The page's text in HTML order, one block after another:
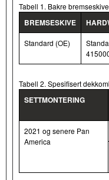
Tabell 1. Bakre bremseskive
BREMSESKIVE
Standard (OE)
Tabell 2. Spesifisert
SETTMONTERING
2021 og senere Pan
America